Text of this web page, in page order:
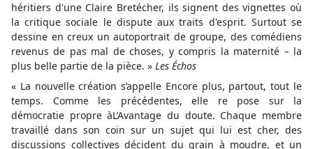
héritiers d'une Claire Bretécher, ils signent des vignettes où
la critique sociale le dispute aux traits d'esprit. Surtout se
dessine en creux un autoportrait de groupe, des comédiens
revenus de pas mal de choses, y compris la maternité – la
plus belle partie de la pièce. » Les Échos
« La nouvelle création s’appelle Encore plus, partout, tout le
temps. Comme les précédentes, elle re pose sur la
démocratie propre àL’Avantage du doute. Chaque membre
travaillé dans son coin sur un sujet qui lui est cher, des
discussions collectives décident du grain à moudre, et un